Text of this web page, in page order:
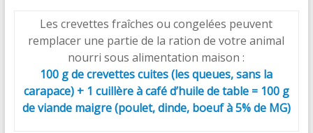
Les crevettes fraîches ou congelées peuvent
remplacer une partie de la ration de votre animal
nourri sous alimentation maison :
100 g de crevettes cuites (les queues, sans la
carapace) + 1 cuillère à café d’huile de table = 100 g
de viande maigre (poulet, dinde, boeuf à 5% de MG)